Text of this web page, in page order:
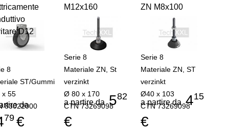
D12
8
ST/Gummi
x 55
83022000
da
79 €
M12x160
Serie 8
Materiale ZN, St
verzinkt
Ø 80 x 170
CTN 73269098
a partire da582
€
ZN M8x100
Serie 8
Materiale ZN, ST
verzinkt
Ø40 x 103
CTN 73269098
a partire da415
€